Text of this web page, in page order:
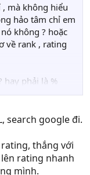
mà không hiểu
hảo tâm chỉ em
không ? hoặc
về rank , rating
hay phải là %
ạ ?
search google đi.
thắng với
rating nhanh
mình.